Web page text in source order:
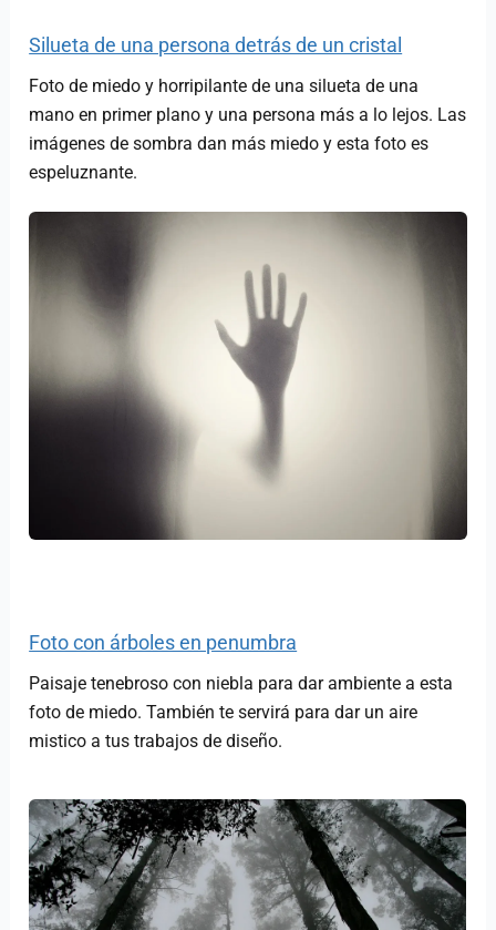
Silueta de una persona detrás de un cristal
Foto de miedo y horripilante de una silueta de una
mano en primer plano y una persona más a lo lejos. Las
imágenes de sombra dan más miedo y esta foto es
espeluznante.
Foto con árboles en penumbra
Paisaje tenebroso con niebla para dar ambiente a esta
foto de miedo. También te servirá para dar un aire
mistico a tus trabajos de diseño.